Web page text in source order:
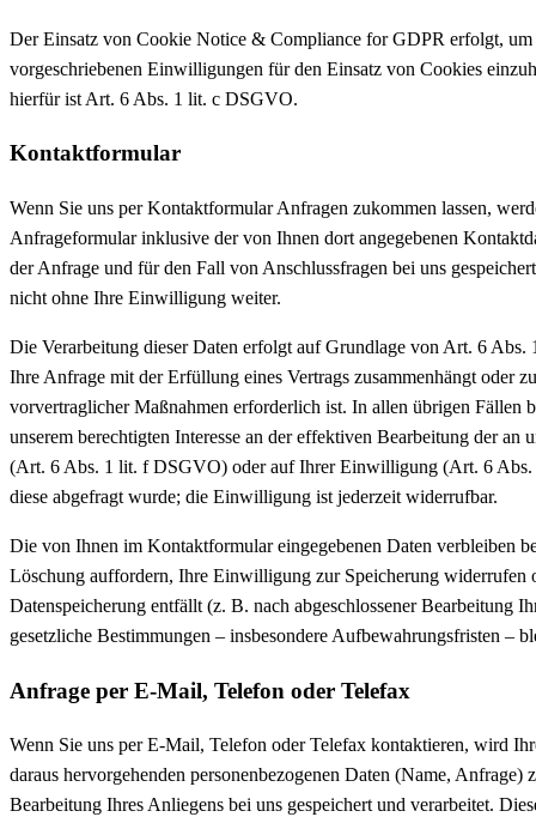
Der Einsatz von Cookie Notice & Compliance for GDPR erfolgt, um
vorgeschriebenen Einwilligungen für den Einsatz von Cookies
hierfür ist Art. 6 Abs. 1 lit. c DSGVO.
Kontaktformular
Wenn Sie uns per Kontaktformular Anfragen zukommen lassen,
Anfrageformular inklusive der von Ihnen dort angegebenen
der Anfrage und für den Fall von Anschlussfragen bei uns
nicht ohne Ihre Einwilligung weiter.
Die Verarbeitung dieser Daten erfolgt auf Grundlage von Art. 6
Ihre Anfrage mit der Erfüllung eines Vertrags zusammenhängt oder
vorvertraglicher Maßnahmen erforderlich ist. In allen übrigen Fällen
unserem berechtigten Interesse an der effektiven Bearbeitung der an
(Art. 6 Abs. 1 lit. f DSGVO) oder auf Ihrer Einwilligung (Art. 6
diese abgefragt wurde; die Einwilligung ist jederzeit widerrufbar.
Die von Ihnen im Kontaktformular eingegebenen Daten verbleiben
Löschung auffordern, Ihre Einwilligung zur Speicherung widerrufen
Datenspeicherung entfällt (z. B. nach abgeschlossener Bearbeitung
gesetzliche Bestimmungen – insbesondere Aufbewahrungsfristen –
Anfrage per E-Mail, Telefon oder Telefax
Wenn Sie uns per E-Mail, Telefon oder Telefax kontaktieren, wird
daraus hervorgehenden personenbezogenen Daten (Name, Anfrage)
Bearbeitung Ihres Anliegens bei uns gespeichert und verarbeitet.